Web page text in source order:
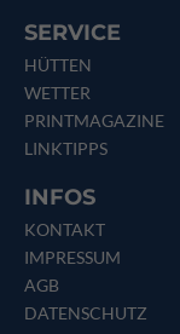
SERVICE
HÜTTEN
WETTER
PRINTMAGAZINE
LINKTIPPS
INFOS
KONTAKT
IMPRESSUM
AGB
DATENSCHUTZ